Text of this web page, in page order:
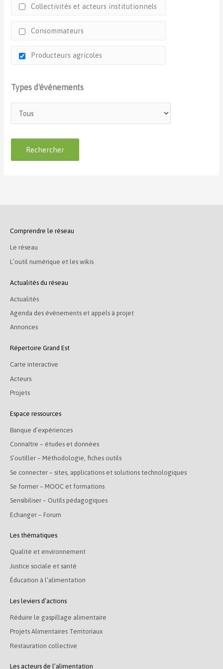
Collectivités et acteurs institutionnels
Consommateurs
Producteurs agricoles
Types d'événements
Comprendre le réseau
Le réseau
L’outil numérique et les wikis
Actualités du réseau
Actualités
Agenda des événements et appels à projet
Annonces
Répertoire Grand Est
Carte interactive
Acteurs
Projets
Espace ressources
Banque d’expériences
Connaître – études et données
S’outiller – Méthodologie, fiches outils
Se connecter – sites, applications et solutions technologiques
Se former – MOOC et formations
Sensibiliser – Outils pédagogiques
Echanger – Forum
Les thématiques
Qualité et environnement
Justice sociale et santé
Éducation à l’alimentation
Les leviers d’actions
Réduire le gaspillage alimentaire
Projets Alimentaires Territoriaux
Restauration collective
Les acteurs de l’alimentation